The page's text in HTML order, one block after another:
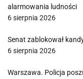
alarmowania ludności
6 sierpnia 2026
Senat zablokował
6 sierpnia 2026
Warszawa. Policja